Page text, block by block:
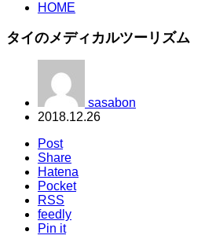
HOME
タイのメディカルツーリズム
sasabon
2018.12.26
Post
Share
Hatena
Pocket
RSS
feedly
Pin it